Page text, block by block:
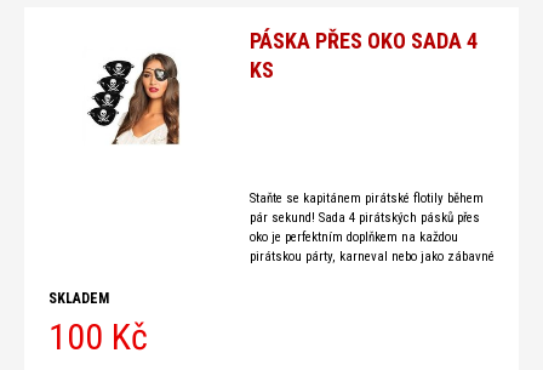
PÁSKA PŘES OKO SADA 4
KS
Staňte se kapitánem pirátské flotily během
pár sekund! Sada 4 pirátských pásků přes
oko je perfektním doplňkem na každou
pirátskou párty, karneval nebo jako zábavné
SKLADEM
100 Kč